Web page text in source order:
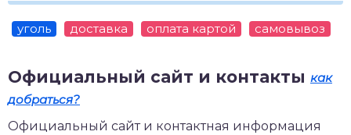
уголь доставка оплата картой самовывоз
Официальный сайт и контакты как
добраться?
Официальный сайт и контактная информация